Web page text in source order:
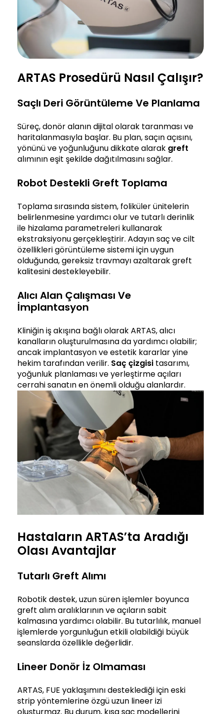
ARTAS Prosedürü Nasıl Çalışır?
Saçlı Deri Görüntüleme Ve Planlama
Süreç, donör alanın dijital olarak taranması ve
haritalanmasıyla başlar. Bu plan, saçın açısını,
yönünü ve yoğunluğunu dikkate alarak greft
alımının eşit şekilde dağıtılmasını sağlar.
Robot Destekli Greft Toplama
Toplama sırasında sistem, foliküler ünitelerin
belirlenmesine yardımcı olur ve tutarlı derinlik
ile hizalama parametreleri kullanarak
ekstraksiyonu gerçekleştirir. Adayın saç ve cilt
özellikleri görüntüleme sistemi için uygun
olduğunda, gereksiz travmayı azaltarak greft
kalitesini destekleyebilir.
Alıcı Alan Çalışması Ve
İmplantasyon
Kliniğin iş akışına bağlı olarak ARTAS, alıcı
kanalların oluşturulmasına da yardımcı olabilir;
ancak implantasyon ve estetik kararlar yine
hekim tarafından verilir. Saç çizgisi tasarımı,
yoğunluk planlaması ve yerleştirme açıları
cerrahi sanatın en önemli olduğu alanlardır.
Hastaların ARTAS’ta Aradığı
Olası Avantajlar
Tutarlı Greft Alımı
Robotik destek, uzun süren işlemler boyunca
greft alım aralıklarının ve açıların sabit
kalmasına yardımcı olabilir. Bu tutarlılık, manuel
işlemlerde yorgunluğun etkili olabildiği büyük
seanslarda özellikle değerlidir.
Lineer Donör İz Olmaması
ARTAS, FUE yaklaşımını desteklediği için eski
strip yöntemlerine özgü uzun lineer izi